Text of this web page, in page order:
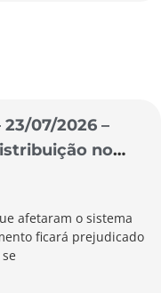
07/2026 –
no
afetaram o sistema
ficará prejudicado